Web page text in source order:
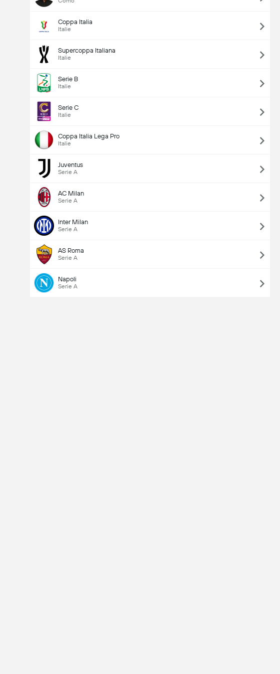
Coppa Italia
Italie
Supercoppa Italiana
Italie
Serie B
Italie
Serie C
Italie
Coppa Italia Lega Pro
Italie
Juventus
Serie A
AC Milan
Serie A
Inter Milan
Serie A
AS Roma
Serie A
Napoli
Serie A